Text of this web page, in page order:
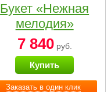
Заказать в один клик
Букет «Нежная
мелодия»
7 840руб.
Купить